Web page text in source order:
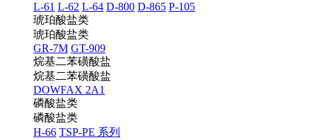
L-61 L-62 L-64 D-800 D-865 P-105
琥珀酸盐类
琥珀酸盐类
GR-7M GT-909
烷基二苯磺酸盐
烷基二苯磺酸盐
DOWFAX 2A1
磷酸盐类
磷酸盐类
H-66 TSP-PE 系列